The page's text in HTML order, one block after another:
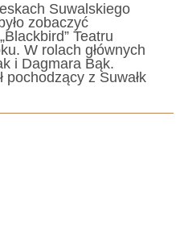
Suwalskiego
zobaczyć
Teatru
W rolach głównych
i Dagmara Bąk.
pochodzący z Suwałk